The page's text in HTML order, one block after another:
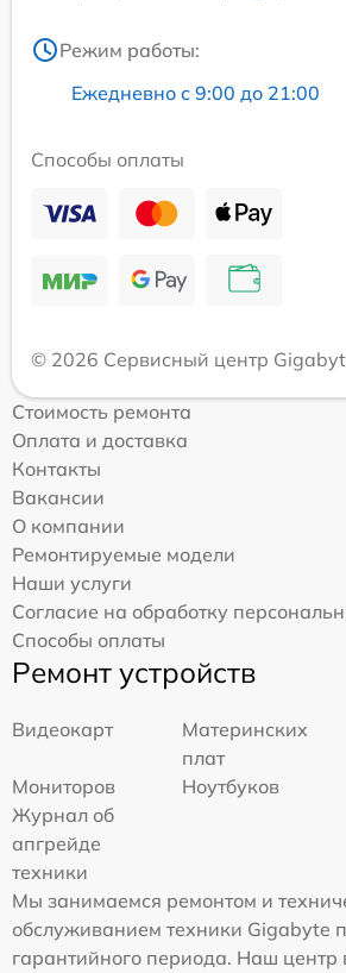
Режим работы:
Ежедневно с 9:00 до 21:00
Способы оплаты
© 2026 Сервисный центр
Стоимость ремонта
Оплата и доставка
Контакты
Вакансии
О компании
Ремонтируемые модели
Наши услуги
Согласие на обработку
Способы оплаты
Ремонт устройств
Видеокарт
Материнских
плат
Мониторов
Ноутбуков
Журнал об
апгрейде
техники
Мы занимаемся ремонтом и
обслуживанием техники Gigabyte
гарантийного периода. Наш центр